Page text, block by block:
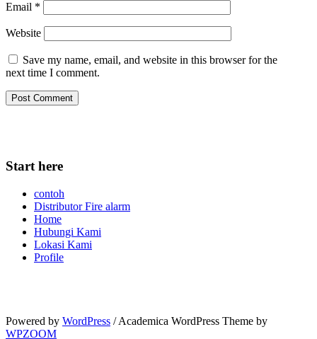
Start here
contoh
Distributor Fire alarm
Home
Hubungi Kami
Lokasi Kami
Profile
Email *
Website
Save my name, email, and website in this browser for the
next time I comment.
Powered by WordPress / Academica WordPress Theme by
WPZOOM